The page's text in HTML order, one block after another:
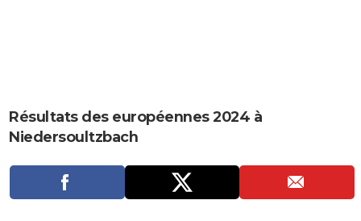
CARTE DE VOEUX
Carte de Noël
Carte Bonne année
Carte Saint-Valentin
Carte Pâques
Carte d'anniversaire
Dictionnaire
Biographies
Expressions
Proverbes
PROGRAMME TV
Résultats des européennes 2024 à
Niedersoultzbach